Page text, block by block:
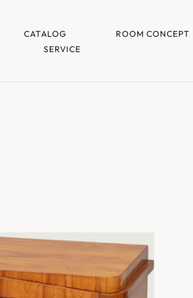
CATALOG ROOM CONCEPT
SERVICE